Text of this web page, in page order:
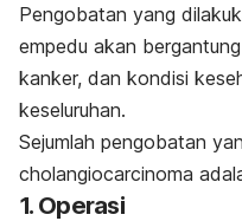
Pengobatan yang
empedu akan
kanker, dan kondisi
keseluruhan.
Sejumlah pengobatan
cholangiocarcinoma
1. Operasi